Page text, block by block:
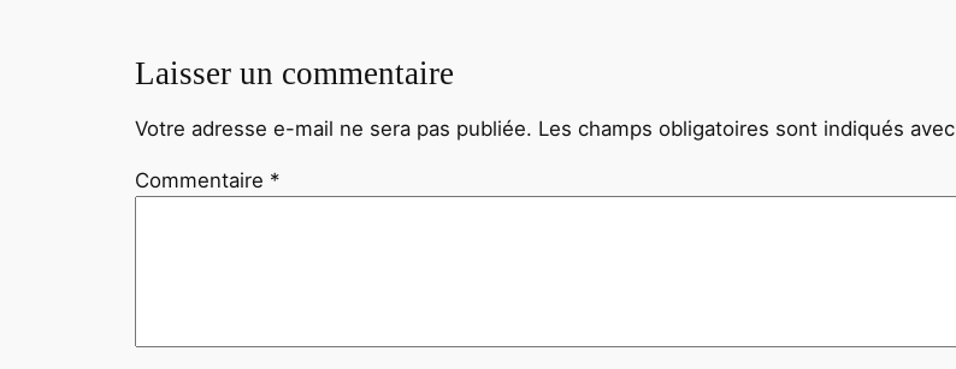
Laisser un commentaire
Votre adresse e-mail ne sera pas publiée. Les champs obligatoires sont indiqués avec
Commentaire *